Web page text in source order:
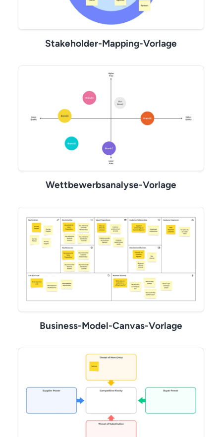
Stakeholder-Mapping-Vorlage
Wettbewerbsanalyse-Vorlage
Business-Model-Canvas-Vorlage